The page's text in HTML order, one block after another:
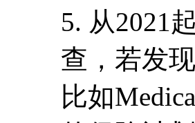
5. 从2021
查，若发
比如